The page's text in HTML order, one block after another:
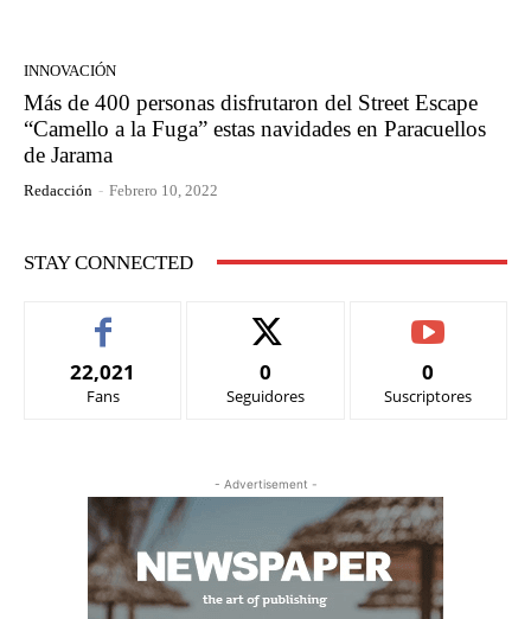
INNOVACIÓN
Más de 400 personas disfrutaron del Street Escape
“Camello a la Fuga” estas navidades en Paracuellos
de Jarama
Redacción - Febrero 10, 2022
STAY CONNECTED
22,021
Fans
0
Seguidores
0
Suscriptores
- Advertisement -